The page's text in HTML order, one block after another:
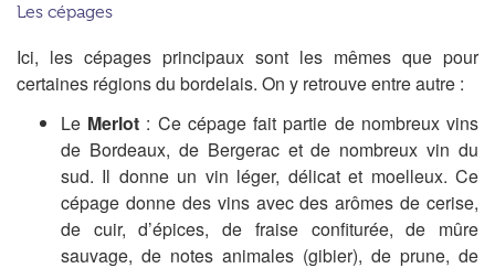
Les cépages
Ici, les cépages principaux sont les mêmes que pour
certaines régions du bordelais. On y retrouve entre autre :
Le Merlot : Ce cépage fait partie de nombreux vins
de Bordeaux, de Bergerac et de nombreux vin du
sud. Il donne un vin léger, délicat et moelleux. Ce
cépage donne des vins avec des arômes de cerise,
de cuir, d’épices, de fraise confiturée, de mûre
sauvage, de notes animales (gibier), de prune, de